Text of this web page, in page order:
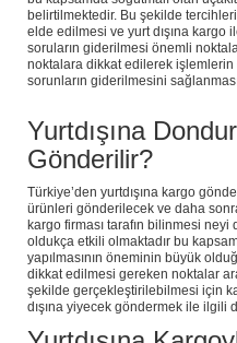
belirtilmektedir. Bu şekilde
elde edilmesi ve yurt dışına kargo
soruların giderilmesi önemli
noktalara dikkat edilerek
sorunların giderilmesini
Yurtdışına
Gönderilir?
Türkiye’den yurtdışına kargo
ürünleri gönderilecek ve daha
kargo firması tarafın bilinmesi
oldukça etkili olmaktadır bu
yapılmasının öneminin büyük
dikkat edilmesi gereken noktalar
şekilde gerçekleştirilebilmesi için
dışına yiyecek göndermek ile ilgili